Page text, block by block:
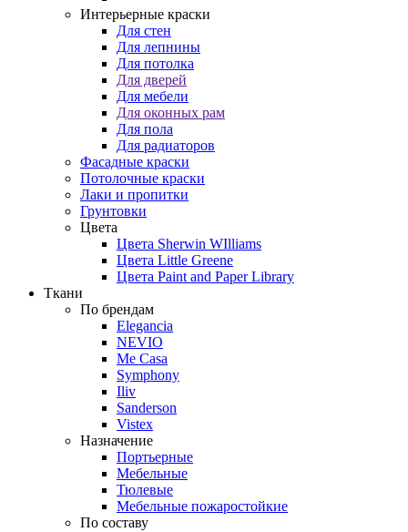
Интерьерные краски
Для стен
Для лепнины
Для потолка
Для дверей
Для мебели
Для оконных рам
Для пола
Для радиаторов
Фасадные краски
Потолочные краски
Лаки и пропитки
Грунтовки
Цвета
Цвета Sherwin WIlliams
Цвета Little Greene
Цвета Paint and Paper Library
Ткани
По брендам
Elegancia
NEVIO
Me Casa
Symphony
Iliv
Sanderson
Vistex
Назначение
Портьерные
Мебельные
Тюлевые
Мебельные пожаростойкие
По составу